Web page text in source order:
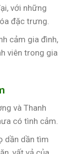
với những
đặc trưng.
cảm gia đình,
viên trong gia
và Thanh
có tình cảm.
dần dần tìm